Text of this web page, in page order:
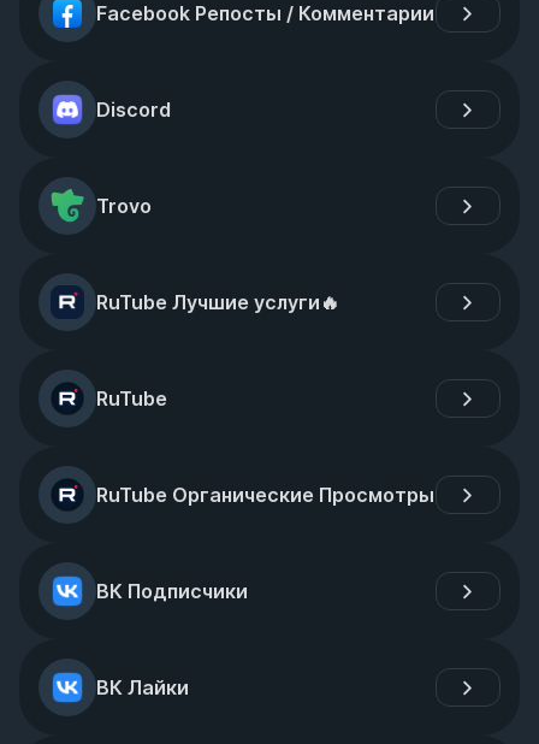
Facebook Репосты / Комментарии
Discord
Trovo
RuTube Лучшие услуги🔥
RuTube
RuTube Органические Просмотры
ВК Подписчики
ВК Лайки